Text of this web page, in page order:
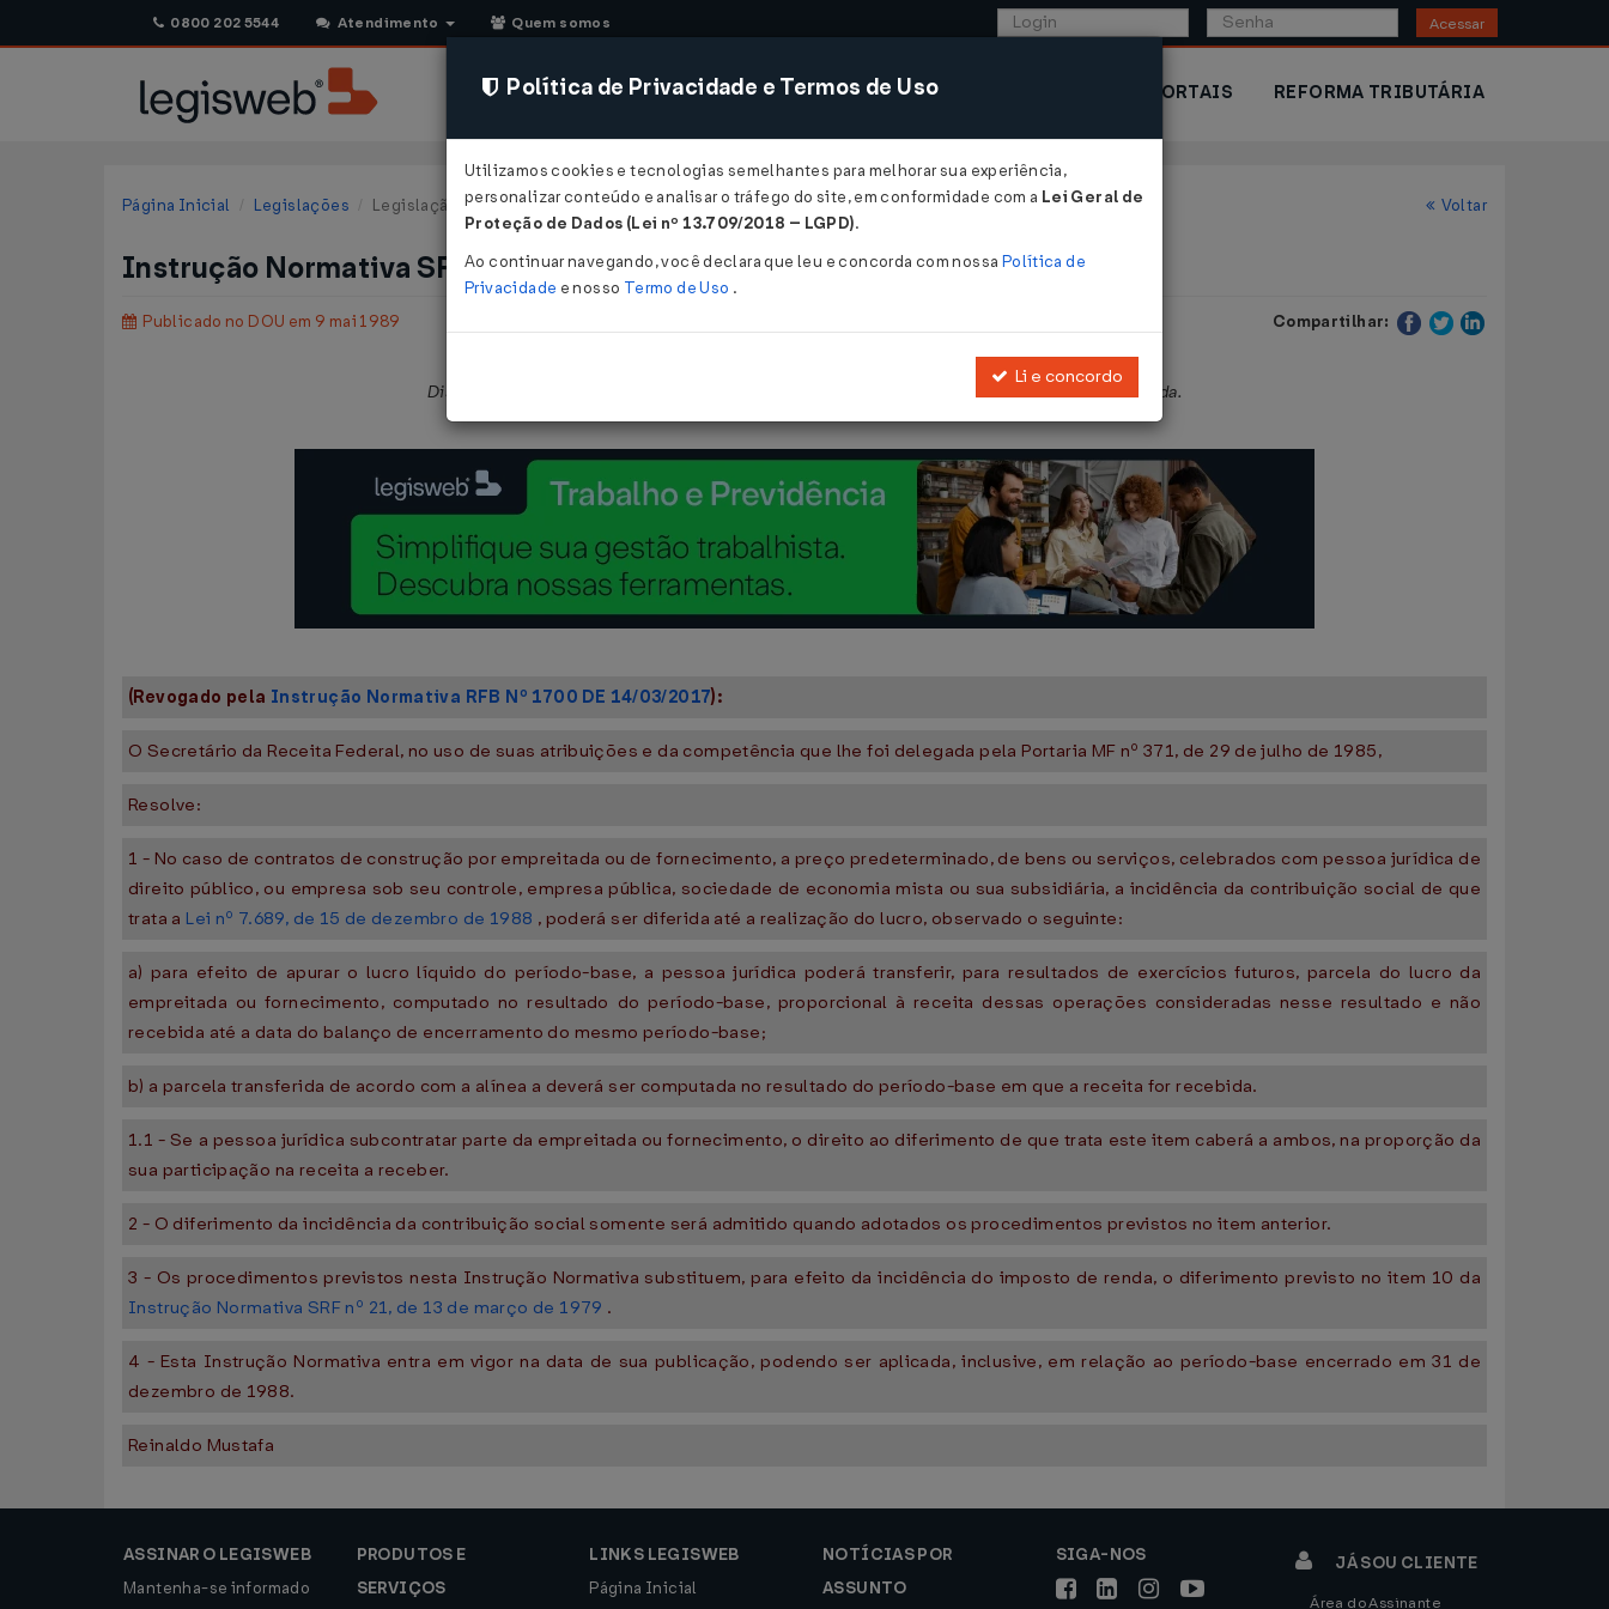
0800 202 5544 Atendimento Quem somos Acessar
CONSULTORIA SISTEMAS COMÉRCIO EXTERIOR PORTAIS REFORMA TRIBUTÁRIA
Página Inicial Legislações Legislação Federal Voltar
Instrução Normativa SRF nº 46 de 08/05/1989
Publicado no DOU em 9 mai 1989 Compartilhar:
Dispõe sobre a determinação da base de cálculo da contribuição social e do imposto de renda.
(Revogado pela Instrução Normativa RFB Nº 1700 DE 14/03/2017):
O Secretário da Receita Federal, no uso de suas atribuições e da competência que lhe foi delegada pela Portaria MF nº 371, de 29 de julho de 1985,
Resolve:
1 - No caso de contratos de construção por empreitada ou de fornecimento, a preço predeterminado, de bens ou serviços, celebrados com pessoa jurídica de
direito público, ou empresa sob seu controle, empresa pública, sociedade de economia mista ou sua subsidiária, a incidência da contribuição social de que
trata a Lei nº 7.689, de 15 de dezembro de 1988 , poderá ser diferida até a realização do lucro, observado o seguinte:
a) para efeito de apurar o lucro líquido do período-base, a pessoa jurídica poderá transferir, para resultados de exercícios futuros, parcela do lucro da
empreitada ou fornecimento, computado no resultado do período-base, proporcional à receita dessas operações consideradas nesse resultado e não
recebida até a data do balanço de encerramento do mesmo período-base;
b) a parcela transferida de acordo com a alínea a deverá ser computada no resultado do período-base em que a receita for recebida.
1.1 - Se a pessoa jurídica subcontratar parte da empreitada ou fornecimento, o direito ao diferimento de que trata este item caberá a ambos, na proporção da
sua participação na receita a receber.
2 - O diferimento da incidência da contribuição social somente será admitido quando adotados os procedimentos previstos no item anterior.
3 - Os procedimentos previstos nesta Instrução Normativa substituem, para efeito da incidência do imposto de renda, o diferimento previsto no item 10 da
Instrução Normativa SRF nº 21, de 13 de março de 1979 .
4 - Esta Instrução Normativa entra em vigor na data de sua publicação, podendo ser aplicada, inclusive, em relação ao período-base encerrado em 31 de
dezembro de 1988.
Reinaldo Mustafa
ASSINAR O LEGISWEB
Mantenha-se informado
PRODUTOS E
SERVIÇOS
LINKS LEGISWEB
Página Inicial
NOTÍCIAS POR
ASSUNTO
SIGA-NOS JÁ SOU CLIENTE
Área do Assinante
Política de Privacidade e Termos de Uso
Utilizamos cookies e tecnologias semelhantes para melhorar sua experiência,
personalizar conteúdo e analisar o tráfego do site, em conformidade com a Lei Geral de
Proteção de Dados (Lei nº 13.709/2018 – LGPD).
Ao continuar navegando, você declara que leu e concorda com nossa Política de
Privacidade e nosso Termo de Uso .
Li e concordo